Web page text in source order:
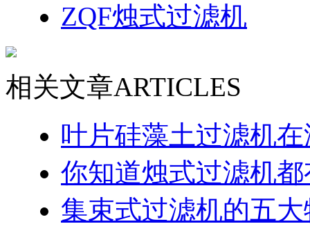
ZQF烛式过滤机
相关文章ARTICLES
叶片硅藻土过滤机
你知道烛式过滤机都有
集束式过滤机的五